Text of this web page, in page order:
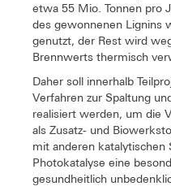
etwa 55 Mio. Tonnen pro
des gewonnenen Lignins
genutzt, der Rest wird
Brennwerts thermisch
Daher soll innerhalb
Verfahren zur Spaltung
realisiert werden, um die
als Zusatz- und
mit anderen katalytischen
Photokatalyse eine
gesundheitlich